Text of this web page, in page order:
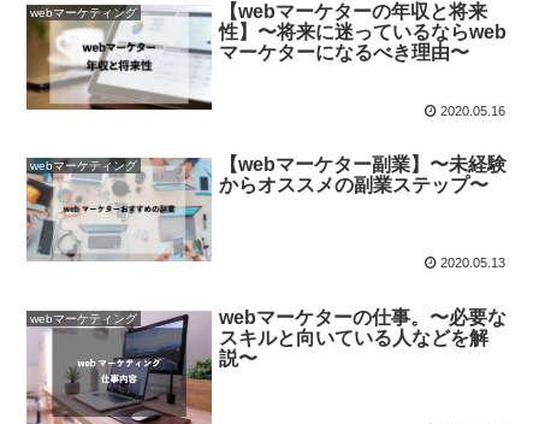
webマーケティング
【webマーケターの年収と将来
性】〜将来に迷っているならweb
マーケターになるべき理由〜
2020.05.16
webマーケティング
【webマーケター副業】〜未経験
からオススメの副業ステップ〜
2020.05.13
webマーケティング
webマーケターの仕事。〜必要な
スキルと向いている人などを解
説〜